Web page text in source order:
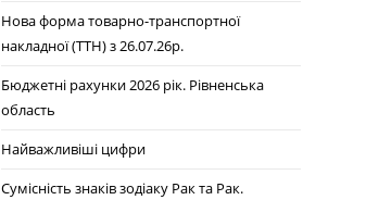
Нова форма товарно-транспортної
накладної (ТТН) з 26.07.26р.
Бюджетні рахунки 2026 рік. Рівненська
область
Найважливіші цифри
Сумісність знаків зодіаку Рак та Рак.